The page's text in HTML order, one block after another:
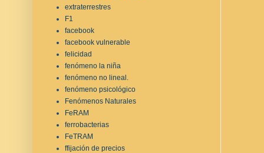
extraterrestres
F1
facebook
facebook vulnerable
felicidad
fenómeno la niña
fenómeno no lineal.
fenómeno psicológico
Fenómenos Naturales
FeRAM
ferrobacterias
FeTRAM
ffijación de precios